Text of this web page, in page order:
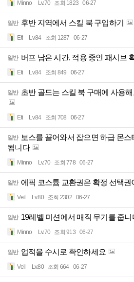
Minno Lv.70 조회 1823 06-27
일반 후반 지역에서 스킬 북 구입하기
Eti Lv.84 조회 1287 06-27
일반 버프 남은 시간, 적용 중인 패시브
Eti Lv.84 조회 849 06-27
일반 초반 골드는 스킬 북 구매에 사용
Eti Lv.84 조회 708 06-27
일반
보스를 끌어와서 잡으면 하급 몬스
됩니다
Minno Lv.70 조회 778 06-27
일반 에픽 코스튬 교환권은 확정 선택권
Veil Lv.80 조회 2302 06-27
일반 19레벨 미션에서 매직 무기를 줍니
Minno Lv.70 조회 913 06-27
일반 업적을 수시로 확인하세요
Veil Lv.80 조회 664 06-27